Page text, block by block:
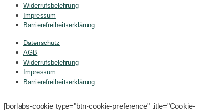
Widerrufsbelehrung
Impressum
Barrierefreiheitserklärung
Datenschutz
AGB
Widerrufsbelehrung
Impressum
Barrierefreiheitserklärung
[borlabs-cookie type="btn-cookie-preference" title="Cookie-